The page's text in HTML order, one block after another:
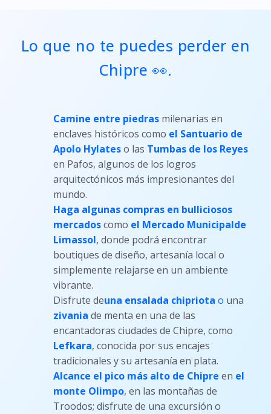
Lo que no te puedes perder en
Chipre 👀.
Camine entre piedras milenarias en
enclaves históricos como el Santuario de
Apolo Hylateso las Tumbas de los Reyes
en Pafos, algunos de los logros
arquitectónicos más impresionantes del
mundo.
Haga algunas compras en bulliciosos
mercadoscomo el Mercado Municipalde
Limassol, donde podrá encontrar
boutiques de diseño, artesanía local o
simplemente relajarse en un ambiente
vibrante.
Disfrute deuna ensalada chipriota o una
zivania de menta en una de las
encantadoras ciudades de Chipre, como
Lefkara, conocida por sus encajes
tradicionales y su artesanía en plata.
Alcance el pico más alto de Chipre en el
monte Olimpo, en las montañas de
Troodos; disfrute de una excursión o